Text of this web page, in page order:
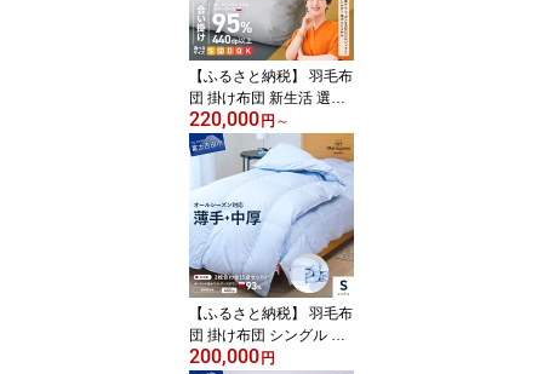
綿 お任せカバー付き 布
団カバー 回収キット付き
【甲州羽毛ふとん】
【ふるさと納税】 羽毛布
団 掛け布団 新生活 選べ
る大きさ シングル セミ
ダブル ダブル クイーン
キング 日本製 合い掛け
ホワイト ポーランド プ
レミアムマザーグース 超
長綿 訳あり お任せカバ
ー付き 布団カバー ふと
ん ベッド 【甲州羽毛ふ
とん】
220,000 円 ～
【ふるさと納税】 羽毛布
団 掛け布団 シングル セ
ット 2枚合わせ 日本製 ブ
200,000 円